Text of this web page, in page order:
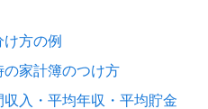
方の例
の家計簿のつけ方
入・平均年収・平均貯金